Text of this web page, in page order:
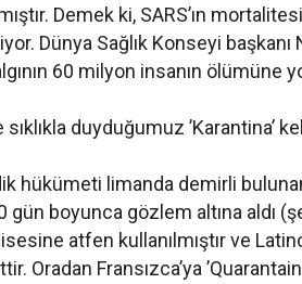
Demek ki, SARS’ın
Dünya Sağlık Konseyi
60 milyon insanın ölümüne
duyduğumuz ’Karantina’
hükümeti limanda demirli
boyunca gözlem altına aldı
atfen kullanılmıştır ve
Oradan Fransızca’ya